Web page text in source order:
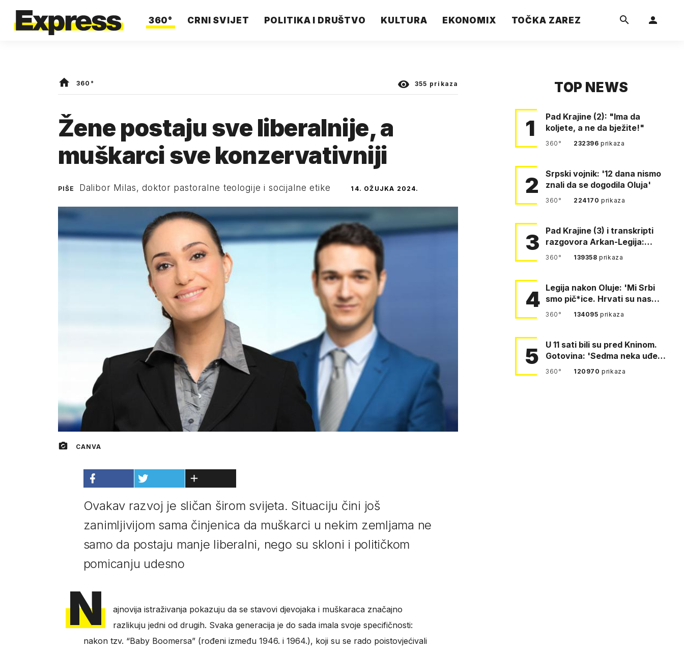
360° CRNI SVIJET POLITIKA I DRUŠTVO KULTURA EKONOMIX TOČKA ZAREZ
360° 355 prikaza
Žene postaju sve liberalnije, a
muškarci sve konzervativniji
PIŠE Dalibor Milas, doktor pastoralne teologije i socijalne etike 14. OŽUJKA 2024.
CANVA
Ovakav razvoj je sličan širom svijeta. Situaciju čini još
zanimljivijom sama činjenica da muškarci u nekim zemljama ne
samo da postaju manje liberalni, nego su skloni i političkom
pomicanju udesno
N
ajnovija istraživanja pokazuju da se stavovi djevojaka i muškaraca značajno
razlikuju jedni od drugih. Svaka generacija je do sada imala svoje specifičnosti:
nakon tzv. “Baby Boomersa” (rođeni između 1946. i 1964.), koji su se rado poistovjećivali
TOP NEWS
1
Pad Krajine (2): "Ima da
koljete, a ne da bježite!"
360° 232396prikaza
2
Srpski vojnik: '12 dana nismo
znali da se dogodila Oluja'
360° 224170prikaza
3
Pad Krajine (3) i transkripti
razgovora Arkan-Legija:
'Čujem, prelazite ustašam…
360° 139358prikaza
4 Legija nakon Oluje: 'Mi Srbi
smo pič*ice. Hrvati su nas
pomeli!'
360° 134095prikaza
5
U 11 sati bili su pred Kninom.
Gotovina: 'Sedma neka uđe,
4. gardijska neka g…
360° 120970prikaza